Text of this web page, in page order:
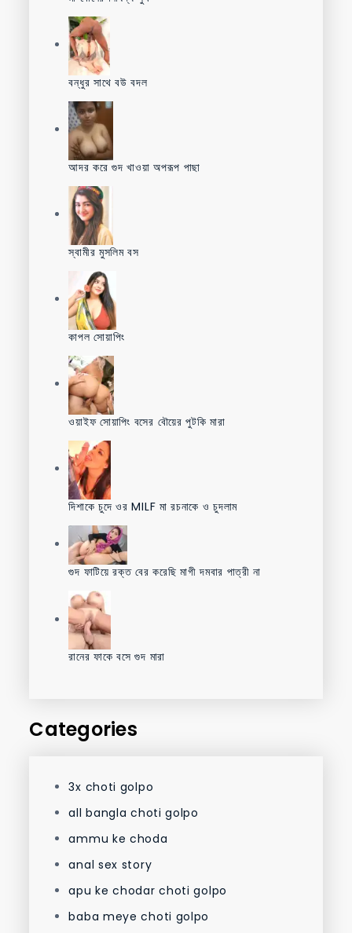
বন্ধুর সাথে বউ বদল
আদর করে গুদ খাওয়া অপরূপ পাছা
স্বামীর মুসলিম বস
কাপল সোয়াপিং
ওয়াইফ সোয়াপিং বসের বৌয়ের পুটকি মারা
দিশাকে চুদে ওর MILF মা রচনাকে ও চুদলাম
গুদ ফাটিয়ে রক্ত বের করেছি মাগী দমবার পাত্রী না
রানের ফাকে বসে গুদ মারা
Categories
3x choti golpo
all bangla choti golpo
ammu ke choda
anal sex story
apu ke chodar choti golpo
baba meye choti golpo